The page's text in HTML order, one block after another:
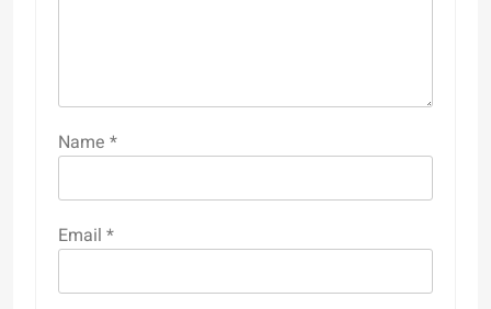
Name *
Email *